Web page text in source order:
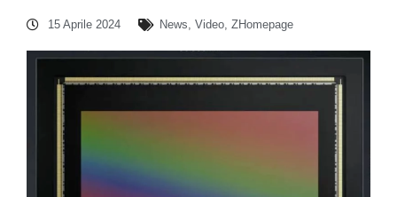
15 Aprile 2024 News, Video, ZHomepage